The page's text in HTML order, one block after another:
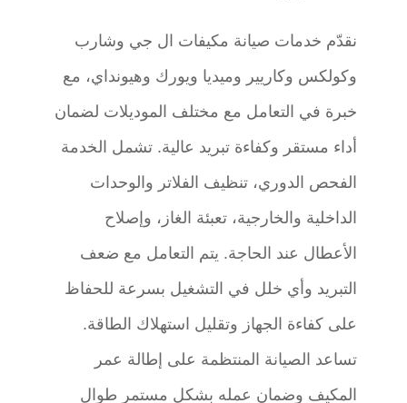
نقدّم خدمات صيانة مكيفات ال جي وشارب
وكولكس وكاريير وميديا ويورك وهيونداي، مع
خبرة في التعامل مع مختلف الموديلات لضمان
أداء مستقر وكفاءة تبريد عالية. تشمل الخدمة
الفحص الدوري، تنظيف الفلاتر والوحدات
الداخلية والخارجية، تعبئة الغاز، وإصلاح
الأعطال عند الحاجة. يتم التعامل مع ضعف
التبريد وأي خلل في التشغيل بسرعة للحفاظ
على كفاءة الجهاز وتقليل استهلاك الطاقة.
تساعد الصيانة المنتظمة على إطالة عمر
المكيف وضمان عمله بشكل مستمر طوال